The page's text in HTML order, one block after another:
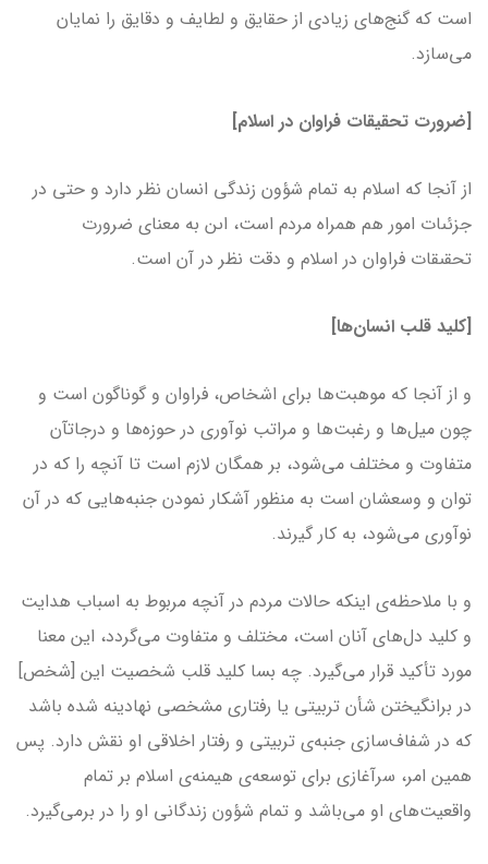
است که گنج‌های زیادی از حقایق و لطایف و دقایق را نمایان
می‌سازد.
[ضرورت تحقیقات فراوان در اسلام]
از آنجا که اسلام به تمام شؤون زندگى انسان نظر دارد و حتى در
جزئىات امور هم همراه مردم است، اىن به معناى ضرورت
تحقىقات فراوان در اسلام و دقت نظر در آن است.
[کلید قلب انسان‌ها]
و از آنجا که موهبت‌ها برای اشخاص، فراوان و گوناگون است و
چون میل‌ها و رغبت‌ها و مراتب نوآوری در حوزه‌ها و درجاتآن
متفاوت و مختلف می‌شود، بر همگان لازم است تا آنچه را که در
توان و وسعشان است به منظور آشکار نمودن جنبه‌هایی که در آن
نوآوری می‌شود، به کار گیرند.
و با ملاحظه‌ی اینکه حالات مردم در آنچه مربوط به اسباب هدایت
و کلید دل‌‌های آنان است، مختلف و متفاوت می‌گردد، اين معنا
مورد تأکید قرار می‌گیرد. چه بسا کلید قلب شخصیت این [شخص]
در برانگیختن شأن تربیتی یا رفتاری مشخصی نهادینه شده باشد
که در شفاف‌سازی جنبه‌ی تربیتی و رفتار اخلاقی او نقش دارد. پس
همین امر، سرآغازی برای توسعه‌ی هیمنه‌ی اسلام بر تمام
واقعیت‌های او می‌باشد و تمام شؤون زندگانی او را در برمی‌گیرد.